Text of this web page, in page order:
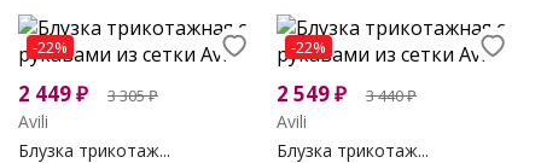
-22%
2 449₽ 3 305₽
Avili
Блузка трикотаж...
-22%
2 549₽ 3 440₽
Avili
Блузка трикотаж...